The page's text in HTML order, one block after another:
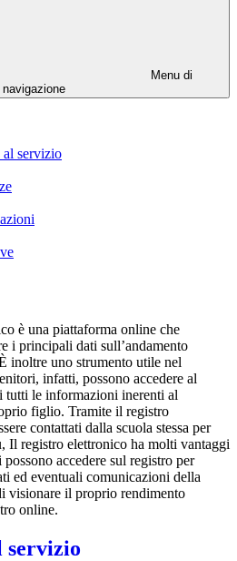
Menu di
navigazione
al servizio
è una piattaforma online che
i principali dati sull’andamento
inoltre uno strumento utile nel
infatti, possono accedere al
tutti le informazioni inerenti al
figlio. Tramite il registro
contattati dalla scuola stessa per
Il registro elettronico ha molti vantaggi
accedere sul registro per
ed eventuali comunicazioni della
visionare il proprio rendimento
online.
servizio